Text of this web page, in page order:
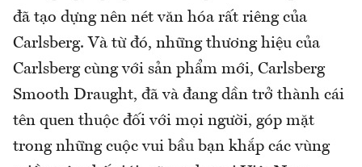
đã tạo dựng nên nét văn hóa rất riêng của
Carlsberg. Và từ đó, những thương hiệu của
Carlsberg cùng với sản phẩm mới, Carlsberg
Smooth Draught, đã và đang dần trở thành cái
tên quen thuộc đối với mọi người, góp mặt
trong những cuộc vui bầu bạn khắp các vùng